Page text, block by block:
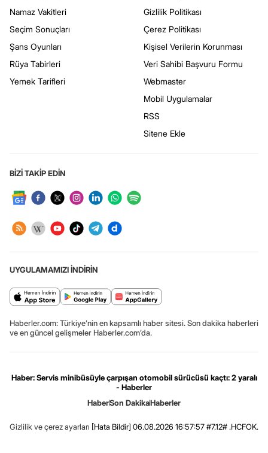
Namaz Vakitleri
Seçim Sonuçları
Şans Oyunları
Rüya Tabirleri
Yemek Tarifleri
Gizlilik Politikası
Çerez Politikası
Kişisel Verilerin Korunması
Veri Sahibi Başvuru Formu
Webmaster
Mobil Uygulamalar
RSS
Sitene Ekle
BİZİ TAKİP EDİN
UYGULAMAMIZI İNDİRİN
Haberler.com: Türkiye’nin en kapsamlı haber sitesi. Son dakika haberleri
ve en güncel gelişmeler Haberler.com’da.
Haber: Servis minibüsüyle çarpışan otomobil sürücüsü kaçtı: 2 yaralı
- Haberler
HaberSon DakikaHaberler
Gizlilik ve çerez ayarları [Hata Bildir] 06.08.2026 16:57:57 #7.12# .HCFOK.